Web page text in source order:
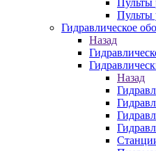
Пульты
Пульты
Гидравлическое
Назад
Назад